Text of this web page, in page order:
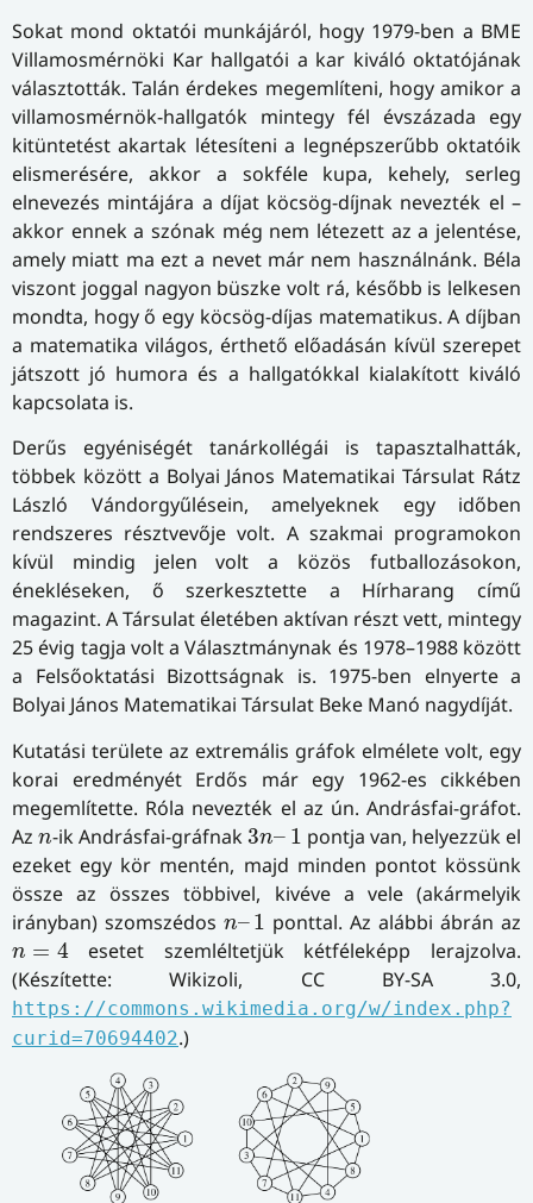
Sokat mond oktatói munkájáról, hogy 1979-ben a BME
Villamosmérnöki Kar hallgatói a kar kiváló oktatójának
választották. Talán érdekes megemlíteni, hogy amikor a
villamosmérnök-hallgatók mintegy fél évszázada egy
kitüntetést akartak létesíteni a legnépszerűbb oktatóik
elismerésére, akkor a sokféle kupa, kehely, serleg
elnevezés mintájára a díjat köcsög-díjnak nevezték el –
akkor ennek a szónak még nem létezett az a jelentése,
amely miatt ma ezt a nevet már nem használnánk. Béla
viszont joggal nagyon büszke volt rá, később is lelkesen
mondta, hogy ő egy köcsög-díjas matematikus. A díjban
a matematika világos, érthető előadásán kívül szerepet
játszott jó humora és a hallgatókkal kialakított kiváló
kapcsolata is.
Derűs egyéniségét tanárkollégái is tapasztalhatták,
többek között a Bolyai János Matematikai Társulat Rátz
László Vándorgyűlésein, amelyeknek egy időben
rendszeres résztvevője volt. A szakmai programokon
kívül mindig jelen volt a közös futballozásokon,
énekléseken, ő szerkesztette a Hírharang című
magazint. A Társulat életében aktívan részt vett, mintegy
25 évig tagja volt a Választmánynak és 1978–1988 között
a Felsőoktatási Bizottságnak is. 1975-ben elnyerte a
Bolyai János Matematikai Társulat Beke Manó nagydíját.
Kutatási területe az extremális gráfok elmélete volt, egy
korai eredményét Erdős már egy 1962-es cikkében
megemlítette. Róla nevezték el az ún. Andrásfai-gráfot.
Azn
n-ik Andrásfai-gráfnak3n– 1
3n –1 pontja van, helyezzük el
ezeket egy kör mentén, majd minden pontot kössünk
össze az összes többivel, kivéve a vele (akármelyik
irányban) szomszédos n–1
n – 1 ponttal. Az alábbi ábrán az
n = 4
n=4
esetet szemléltetjük kétféleképp lerajzolva.
(Készítette: Wikizoli, CC BY-SA 3.0,
https://commons.wikimedia.org/w/index.php?
curid=70694402.)